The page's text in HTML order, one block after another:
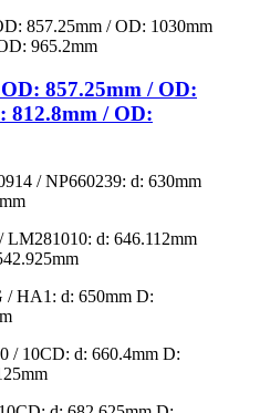
857.25mm / OD:
812.8mm / OD:
/ NP660239: d: 630mm
d: 646.112mm
/ HA1: d: 650mm D:
/ 10CD: d: 660.4mm D: